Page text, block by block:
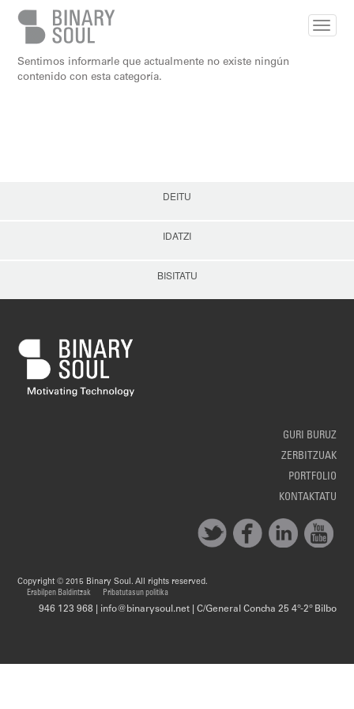
Skip to main content
Sentimos informarle que actualmente no existe ningún
contenido con esta categoría.
DEITU
IDATZI
BISITATU
GURI BURUZ
ZERBITZUAK
PORTFOLIO
KONTAKTATU
Copyright © 2015 Binary Soul. All rights reserved.
Erabilpen Baldintzak
Pribatutasun politika
946 123 968 | info@binarysoul.net | C/General Concha 25 4º-2º Bilbo